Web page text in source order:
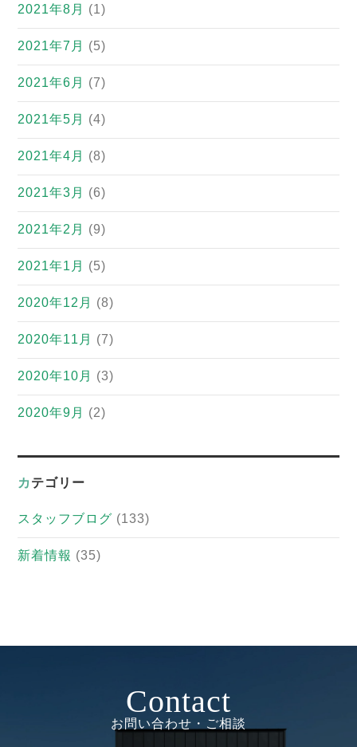
2021年8月 (1)
2021年7月 (5)
2021年6月 (7)
2021年5月 (4)
2021年4月 (8)
2021年3月 (6)
2021年2月 (9)
2021年1月 (5)
2020年12月 (8)
2020年11月 (7)
2020年10月 (3)
2020年9月 (2)
カテゴリー
スタッフブログ (133)
新着情報 (35)
Contact
お問い合わせ・ご相談